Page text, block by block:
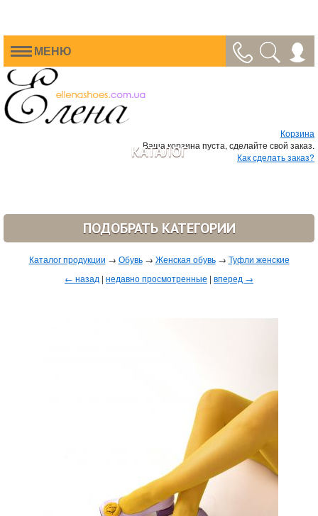
МЕНЮ
Корзина
Ваша корзина пуста, сделайте свой заказ.
Как сделать заказ?
КАТАЛОГ
ПОДОБРАТЬ КАТЕГОРИИ
Каталог продукции → Обувь→ Женская обувь→ Туфли женские
← назад | недавно просмотренные | вперед →